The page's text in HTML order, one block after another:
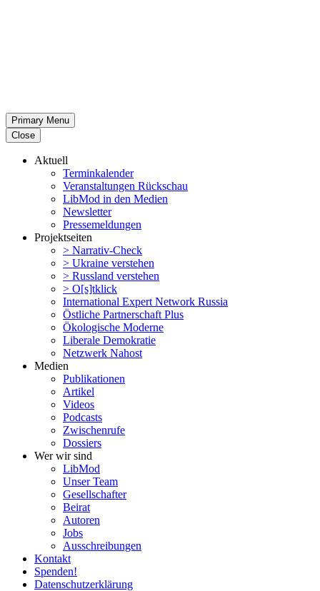
Primary Menu
Close
Aktuell
Termin­ka­lender
Veran­stal­tungen Rückschau
LibMod in den Medien
Newsletter
Presse­mel­dungen
Projekt­seiten
> Narrativ-Check
> Ukraine verstehen
> Russland verstehen
> O[s]tklick
Inter­na­tional Expert Network Russia
Östliche Partner­schaft Plus
Ökolo­gische Moderne
Liberale Demokratie
Netzwerk Nahost
Medien
Publi­ka­tionen
Artikel
Videos
Podcasts
Zwischenrufe
Dossiers
Wer wir sind
LibMod
Unser Team
Gesell­schafter
Beirat
Autoren
Jobs
Ausschrei­bungen
Kontakt
Spenden!
Daten­schutz­er­klärung